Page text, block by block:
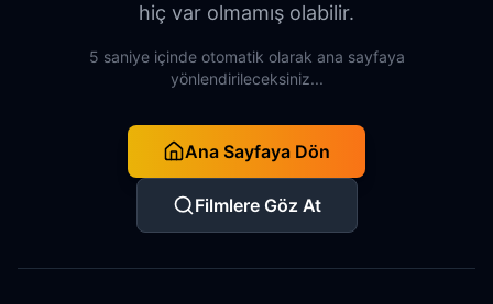
hiç var olmamış olabilir.
5 saniye içinde otomatik olarak ana sayfaya
yönlendirileceksiniz...
Ana Sayfaya Dön
Filmlere Göz At